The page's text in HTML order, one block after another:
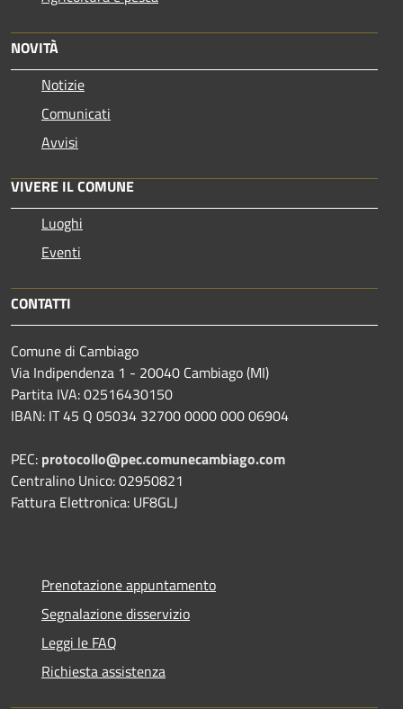
NOVITÀ
Notizie
Comunicati
Avvisi
VIVERE IL COMUNE
Luoghi
Eventi
CONTATTI
Comune di Cambiago
Via Indipendenza 1 - 20040 Cambiago (MI)
Partita IVA: 02516430150
IBAN: IT 45 Q 05034 32700 0000 000 06904
PEC: protocollo@pec.comunecambiago.com
Centralino Unico: 02950821
Fattura Elettronica: UF8GLJ
Prenotazione appuntamento
Segnalazione disservizio
Leggi le FAQ
Richiesta assistenza